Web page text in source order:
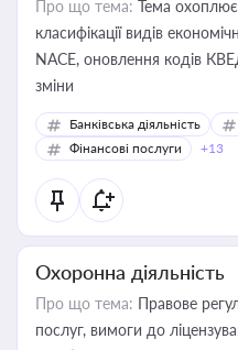
Про що тема: Тема охоплює
класифікації видів
NACE, оновлення кодів
зміни
Банківська діяльність
Фінансові послуги
+13
Охоронна діяльність
Про що тема: Правове
послуг, вимоги до